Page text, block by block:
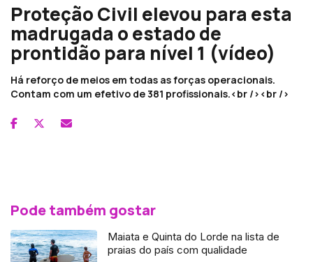
Proteção Civil elevou para esta
madrugada o estado de
prontidão para nível 1 (vídeo)
Há reforço de meios em todas as forças operacionais.
Contam com um efetivo de 381 profissionais.<br /><br />
Pode também gostar
Maiata e Quinta do Lorde na lista de
praias do país com qualidade